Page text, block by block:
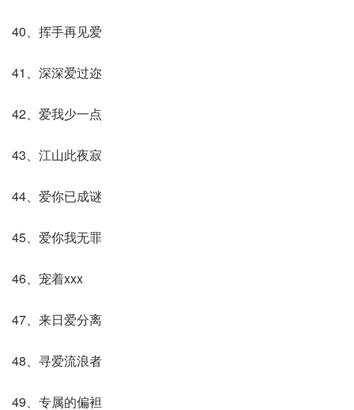
40、挥手再见爱
41、深深爱过迩
42、爱我少一点
43、江山此夜寂
44、爱你已成谜
45、爱你我无罪
46、宠着xxx
47、来日爱分离
48、寻爱流浪者
49、专属的偏袒